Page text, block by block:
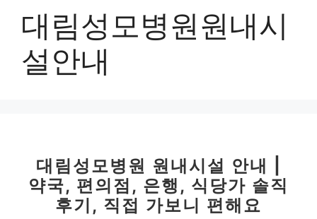
대림성모병원원내시
설안내
대림성모병원 원내시설 안내 |
약국, 편의점, 은행, 식당가 솔직
후기, 직접 가보니 편해요